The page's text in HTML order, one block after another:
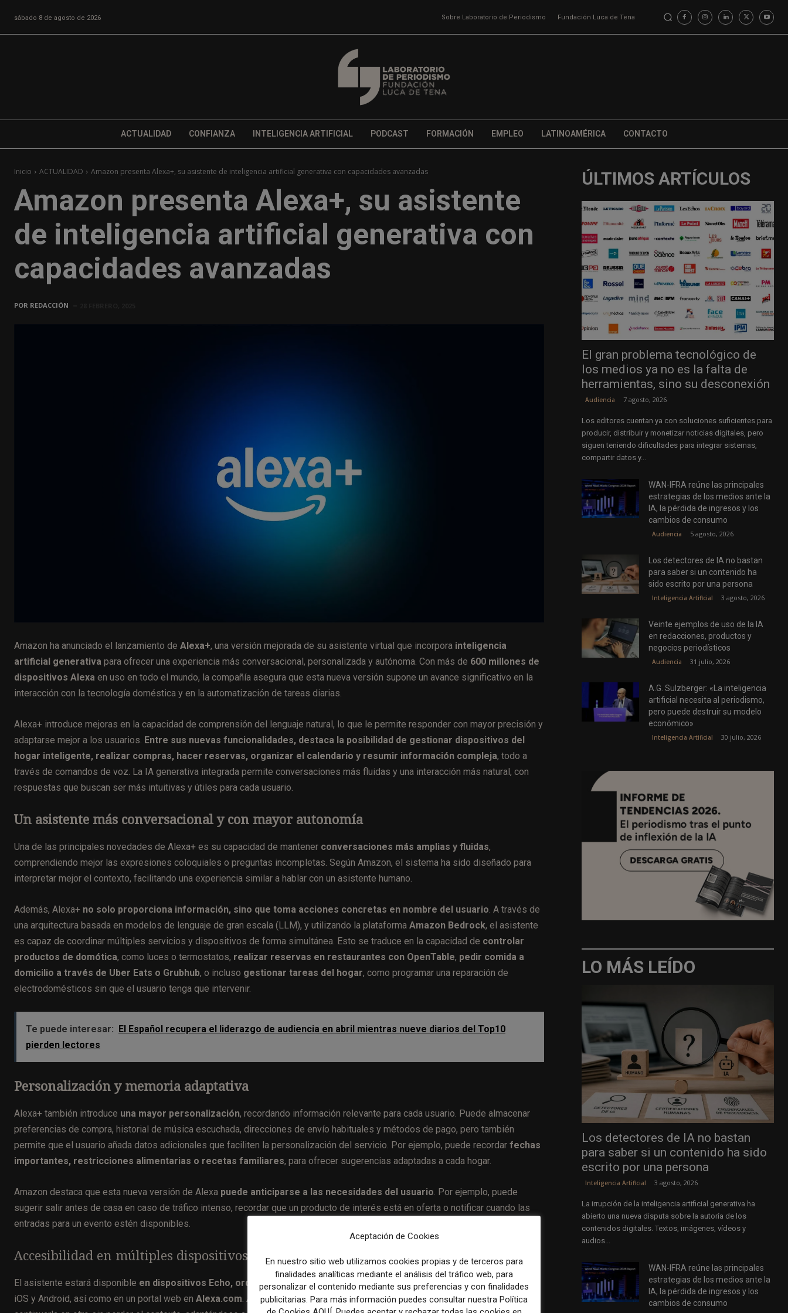
sábado 8 de agosto de 2026 Sobre Laboratorio de Periodismo Fundación Luca de Tena
ACTUALIDAD CONFIANZA INTELIGENCIA ARTIFICIAL PODCAST FORMACIÓN EMPLEO LATINOAMÉRICA CONTACTO
Inicio ACTUALIDAD Amazon presenta Alexa+, su asistente de inteligencia artificial generativa con capacidades avanzadas
Amazon presenta Alexa+, su asistente
de inteligencia artificial generativa con
capacidades avanzadas
POR REDACCIÓN
Amazon ha anunciado el lanzamiento de Alexa+, una versión mejorada de su asistente virtual que incorpora inteligencia
artificial generativa para ofrecer una experiencia más conversacional, personalizada y autónoma. Con más de 600 millones de
dispositivos Alexa en uso en todo el mundo, la compañía asegura que esta nueva versión supone un avance significativo en la
interacción con la tecnología doméstica y en la automatización de tareas diarias.
Alexa+ introduce mejoras en la capacidad de comprensión del lenguaje natural, lo que le permite responder con mayor precisión y
adaptarse mejor a los usuarios. Entre sus nuevas funcionalidades, destaca la posibilidad de gestionar dispositivos del
hogar inteligente, realizar compras, hacer reservas, organizar el calendario y resumir información compleja, todo a
través de comandos de voz. La IA generativa integrada permite conversaciones más fluidas y una interacción más natural, con
respuestas que buscan ser más intuitivas y útiles para cada usuario.
Un asistente más conversacional y con mayor autonomía
Una de las principales novedades de Alexa+ es su capacidad de mantener conversaciones más amplias y fluidas,
comprendiendo mejor las expresiones coloquiales o preguntas incompletas. Según Amazon, el sistema ha sido diseñado para
interpretar mejor el contexto, facilitando una experiencia similar a hablar con un asistente humano.
Además, Alexa+ no solo proporciona información, sino que toma acciones concretas en nombre del usuario . A través de
una arquitectura basada en modelos de lenguaje de gran escala (LLM), y utilizando la plataforma Amazon Bedrock, el asistente
es capaz de coordinar múltiples servicios y dispositivos de forma simultánea. Esto se traduce en la capacidad de controlar
productos de domótica, como luces o termostatos, realizar reservas en restaurantes con OpenTable, pedir comida a
domicilio a través de Uber Eats o Grubhub, o incluso gestionar tareas del hogar, como programar una reparación de
electrodomésticos sin que el usuario tenga que intervenir.
Te puede interesar: El Español recupera el liderazgo de audiencia en abril mientras nueve diarios del Top10
pierden lectores
Personalización y memoria adaptativa
Alexa+ también introduce una mayor personalización, recordando información relevante para cada usuario. Puede almacenar
preferencias de compra, historial de música escuchada, direcciones de envío habituales y métodos de pago, pero también
permite que el usuario añada datos adicionales que faciliten la personalización del servicio. Por ejemplo, puede recordar fechas
importantes, restricciones alimentarias o recetas familiares, para ofrecer sugerencias adaptadas a cada hogar.
Amazon destaca que esta nueva versión de Alexa puede anticiparse a las necesidades del usuario . Por ejemplo, puede
sugerir salir antes de casa en caso de tráfico intenso, recordar que un producto de interés está en oferta o notificar cuando las
entradas para un evento estén disponibles.
Accesibilidad en múltiples dispositivos
El asistente estará disponible en dispositivos Echo, ordenadores y teléfonos móvilesa través de una nueva aplicación en
iOS y Android, así como en un portal web en Alexa.com . Alexa+ permitirá comenzar una conversación en un dispositivo y
ÚLTIMOS ARTÍCULOS
El gran problema tecnológico de
los medios ya no es la falta de
herramientas, sino su desconexión
Audiencia 7 agosto, 2026
Los editores cuentan ya con soluciones suficientes para
producir, distribuir y monetizar noticias digitales, pero
siguen teniendo dificultades para integrar sistemas,
compartir datos y...
WAN-IFRA reúne las principales
estrategias de los medios ante la
IA, la pérdida de ingresos y los
cambios de consumo
Audiencia 5 agosto, 2026
Los detectores de IA no bastan
para saber si un contenido ha
sido escrito por una persona
Inteligencia Artificial 3 agosto, 2026
Veinte ejemplos de uso de la IA
en redacciones, productos y
negocios periodísticos
Audiencia 31 julio, 2026
A.G. Sulzberger: «La inteligencia
artificial necesita al periodismo,
pero puede destruir su modelo
económico»
Inteligencia Artificial 30 julio, 2026
LO MÁS LEÍDO
Los detectores de IA no bastan
para saber si un contenido ha sido
escrito por una persona
Inteligencia Artificial 3 agosto, 2026
La irrupción de la inteligencia artificial generativa ha
abierto una nueva disputa sobre la autoría de los
contenidos digitales. Textos, imágenes, vídeos y
audios...
WAN-IFRA reúne las principales
estrategias de los medios ante la
IA, la pérdida de ingresos y los
cambios de consumo
Aceptación de Cookies
En nuestro sitio web utilizamos cookies propias y de terceros para
finalidades analíticas mediante el análisis del tráfico web, para
personalizar el contenido mediante sus preferencias y con finalidades
publicitarias. Para más información puedes consultar nuestra Política